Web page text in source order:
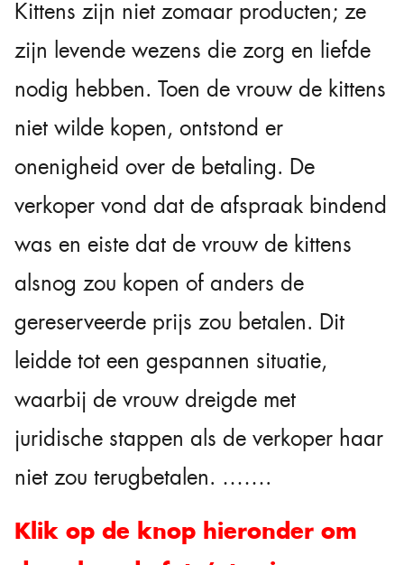
Kittens zijn niet zomaar producten; ze
zijn levende wezens die zorg en liefde
nodig hebben. Toen de vrouw de kittens
niet wilde kopen, ontstond er
onenigheid over de betaling. De
verkoper vond dat de afspraak bindend
was en eiste dat de vrouw de kittens
alsnog zou kopen of anders de
gereserveerde prijs zou betalen. Dit
leidde tot een gespannen situatie,
waarbij de vrouw dreigde met
juridische stappen als de verkoper haar
niet zou terugbetalen. …….
Klik op de knop hieronder om